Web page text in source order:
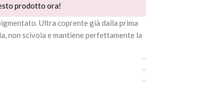
prodotto ora!
Ultra coprente già dalla prima
non scivola e mantiene perfettamente la